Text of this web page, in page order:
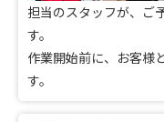
担当のスタッフが、ご
す。
作業開始前に、お客様
す。